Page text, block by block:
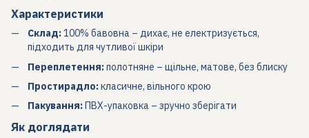
Характеристики
Склад:100% бавовна – дихає, не електризується,
підходить для чутливої шкіри
Переплетення:полотняне – щільне, матове, без блиску
Простирадло:класичне, вільного крою
Пакування: ПВХ-упаковка – зручно зберігати
Як доглядати